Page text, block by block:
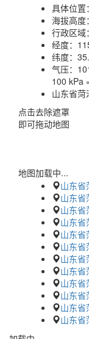
具体位置：
海拔高度：
行政区域：
经度：
纬度：
气压：
100 kPa
山东省菏
点击去除遮罩
即可拖动地图
地图加载中...
山东省
山东省
山东省
山东省
山东省
山东省
山东省
山东省
山东省
山东省
山东省
山东省